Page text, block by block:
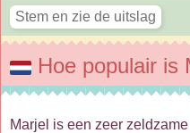
Hoe populair is
Marjel is een zeer